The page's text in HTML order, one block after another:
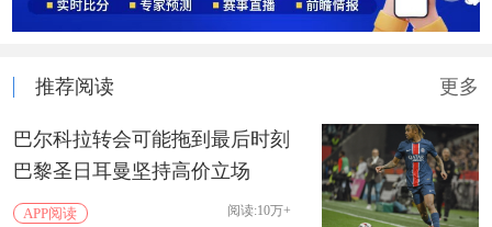
推荐阅读 更多
巴尔科拉转会可能拖到最后时刻
巴黎圣日耳曼坚持高价立场
APP阅读 阅读:10万+